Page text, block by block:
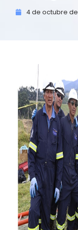
4 de octubre de